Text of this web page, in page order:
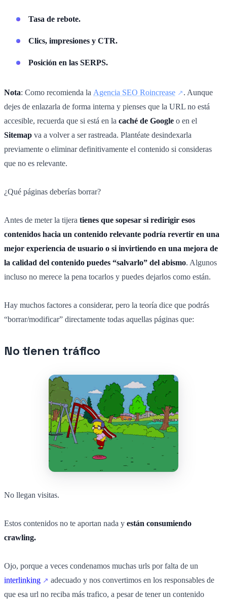
Tasa de rebote.
Clics, impresiones y CTR.
Posición en las SERPS.
Nota: Como recomienda la Agencia SEO Roincrease
. Aunque
dejes de enlazarla de forma interna y pienses que la URL no está
accesible, recuerda que si está en la caché de Google o en el
Sitemap va a volver a ser rastreada. Plantéate desindexarla
previamente o eliminar definitivamente el contenido si consideras
que no es relevante.
¿Qué páginas deberías borrar?
Antes de meter la tijera tienes que sopesar si redirigir esos
contenidos hacia un contenido relevante podría revertir en una
mejor experiencia de usuario o si invirtiendo en una mejora de
la calidad del contenido puedes “salvarlo” del abismo. Algunos
incluso no merece la pena tocarlos y puedes dejarlos como están.
Hay muchos factores a considerar, pero la teoría dice que podrás
“borrar/modificar” directamente todas aquellas páginas que:
No tienen tráfico
No llegan visitas.
Estos contenidos no te aportan nada y están consumiendo
crawling.
Ojo, porque a veces condenamos muchas urls por falta de un
interlinking
adecuado y nos convertimos en los responsables de
que esa url no reciba más trafico, a pesar de tener un contenido